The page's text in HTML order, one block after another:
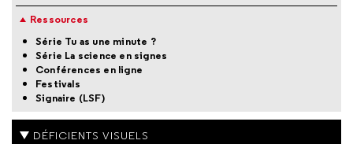
Ressources
Série Tu as une minute ?
Série La science en signes
Conférences en ligne
Festivals
Signaire (LSF)
DÉFICIENTS VISUELS